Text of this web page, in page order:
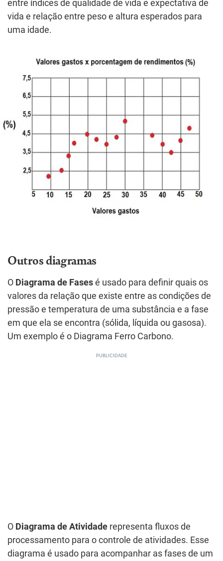
entre índices de qualidade de vida e expectativa de
vida e relação entre peso e altura esperados para
uma idade.
Outros diagramas
O Diagrama de Fases é usado para definir quais os
valores da relação que existe entre as condições de
pressão e temperatura de uma substância e a fase
em que ela se encontra (sólida, líquida ou gasosa).
Um exemplo é o Diagrama Ferro Carbono.
O Diagrama de Atividade representa fluxos de
processamento para o controle de atividades. Esse
diagrama é usado para acompanhar as fases de um